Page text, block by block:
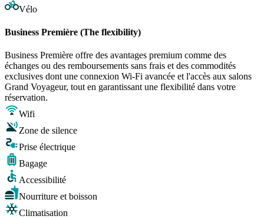
Vélo
Business Première (The flexibility)
Business Première offre des avantages premium comme des
échanges ou des remboursements sans frais et des commodités
exclusives dont une connexion Wi-Fi avancée et l'accès aux salons
Grand Voyageur, tout en garantissant une flexibilité dans votre
réservation.
Wifi
Zone de silence
Prise électrique
Bagage
Accessibilité
Nourriture et boisson
Climatisation